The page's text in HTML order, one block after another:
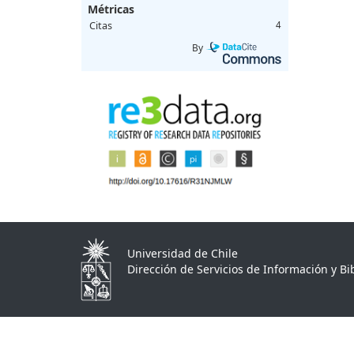
Métricas
Citas 4
By
Universidad de Chile
Dirección de Servicios de Información y